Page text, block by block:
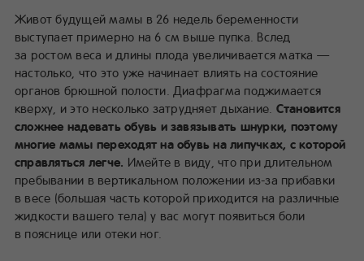
Живот будущей мамы в 26 недель беременности
выступает примерно на 6 см выше пупка. Вслед
за ростом веса и длины плода увеличивается матка —
настолько, что это уже начинает влиять на состояние
органов брюшной полости. Диафрагма поджимается
кверху, и это несколько затрудняет дыхание. Становится
сложнее надевать обувь и завязывать шнурки, поэтому
многие мамы переходят на обувь на липучках, с которой
справляться легче. Имейте в виду, что при длительном
пребывании в вертикальном положении из-за прибавки
в весе (большая часть которой приходится на различные
жидкости вашего тела) у вас могут появиться боли
в пояснице или отеки ног.